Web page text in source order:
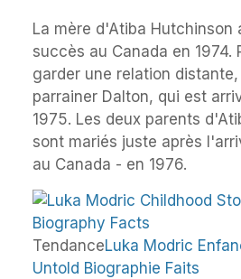
La mère d'Atiba Hutchinson
succès au Canada en 1974.
garder une relation
parrainer Dalton, qui est
1975. Les deux parents
sont mariés juste après
au Canada - en 1976.
TendanceLuka Modric
Untold Biographie Faits